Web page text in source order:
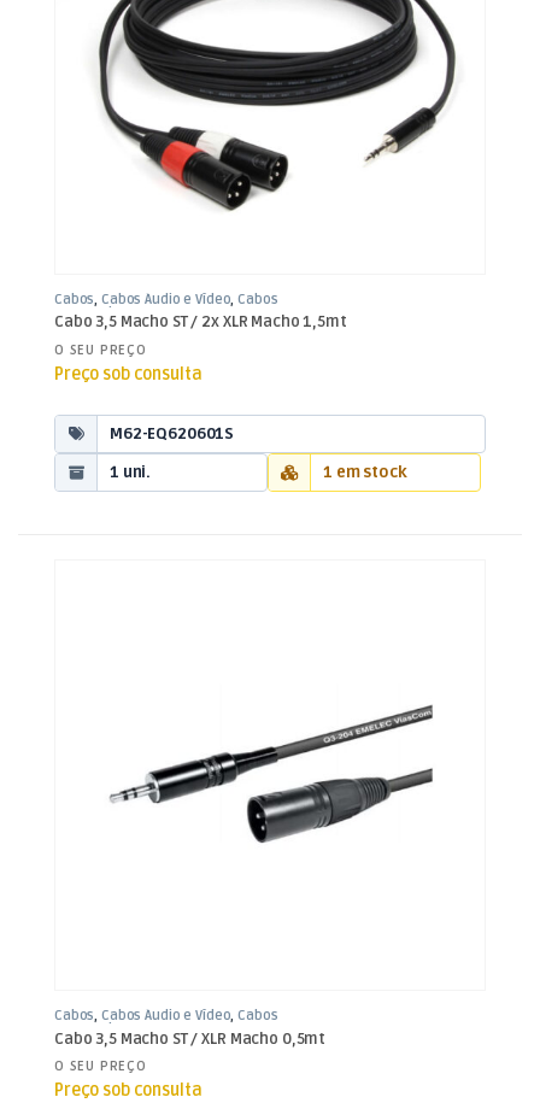
Cabos,Cabos Áudio e Vídeo,Cabos
XLR / Jack 3,5mm
Cabo 3,5 Macho ST / 2x XLR Macho 1,5mt
O SEU PREÇO
Preço sob consulta
M62-EQ620601S
1 uni.
1 em stock
Cabos,Cabos Áudio e Vídeo,Cabos
XLR / Jack 3,5mm
Cabo 3,5 Macho ST / XLR Macho 0,5mt
O SEU PREÇO
Preço sob consulta